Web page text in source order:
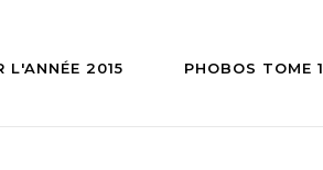
L'ANNÉE 2015 PHOBOS TOME